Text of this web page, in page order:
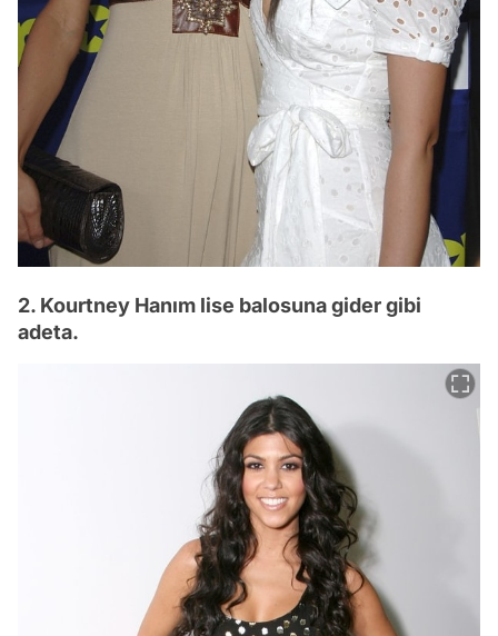
2. Kourtney Hanım lise balosuna gider gibi
adeta.